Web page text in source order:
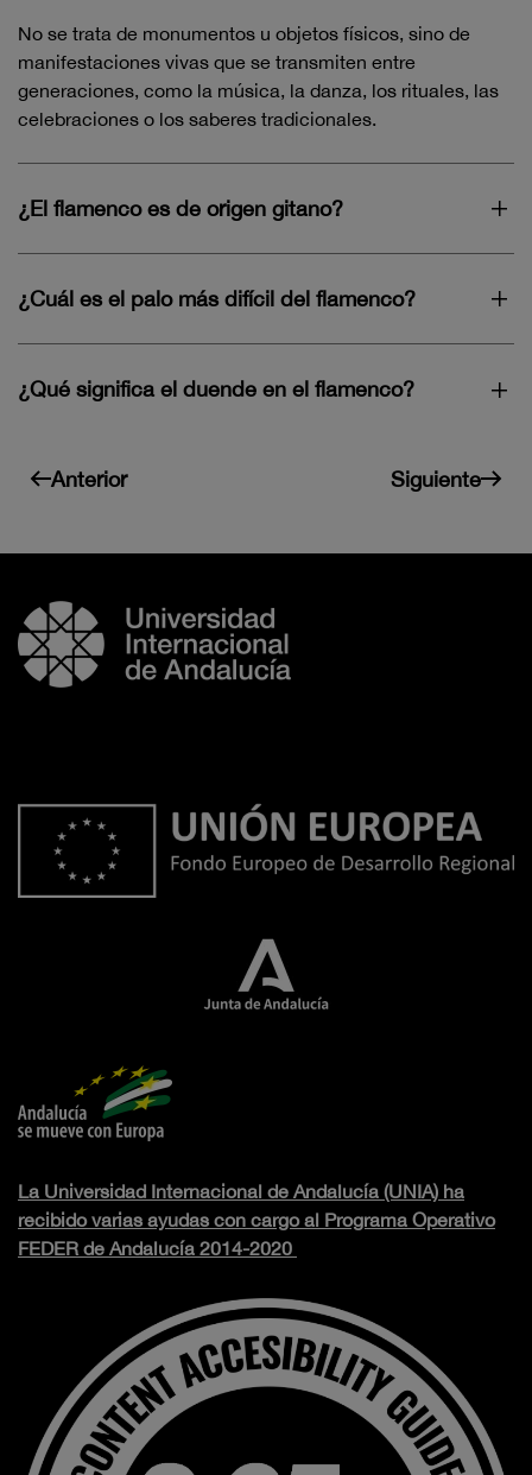
No se trata de monumentos u objetos físicos, sino de
manifestaciones vivas que se transmiten entre
generaciones, como la música, la danza, los rituales, las
celebraciones o los saberes tradicionales.
¿El flamenco es de origen gitano?
¿Cuál es el palo más difícil del flamenco?
¿Qué significa el duende en el flamenco?
Anterior Siguiente
La Universidad Internacional de Andalucía (UNIA) ha
recibido varias ayudas con cargo al Programa Operativo
FEDER de Andalucía 2014-2020